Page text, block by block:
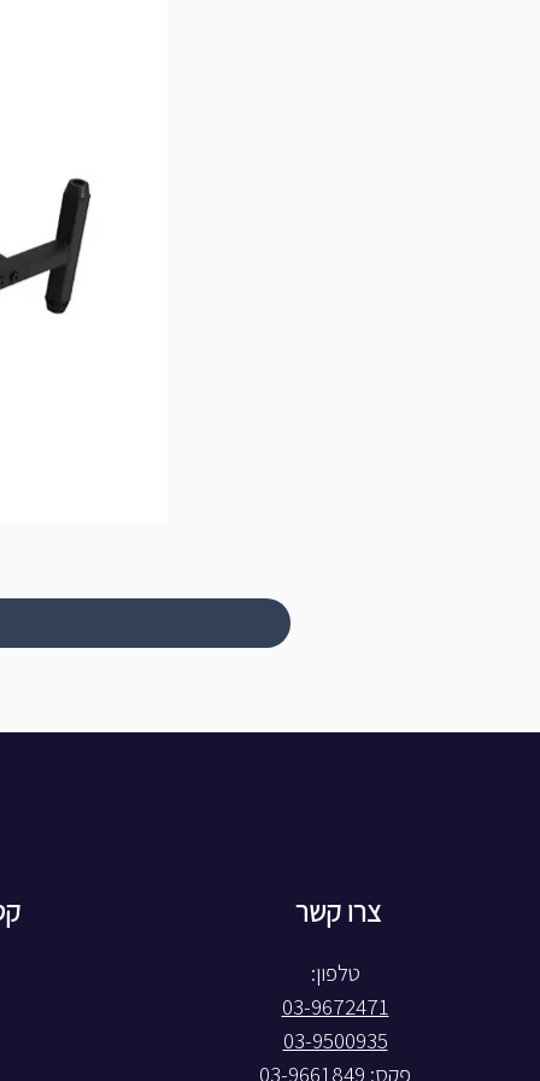
צרו קשר
טלפון:
03-9672471
03-9500935
פקס: 03-9661849